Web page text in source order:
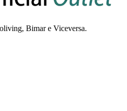
Bimar e Viceversa.